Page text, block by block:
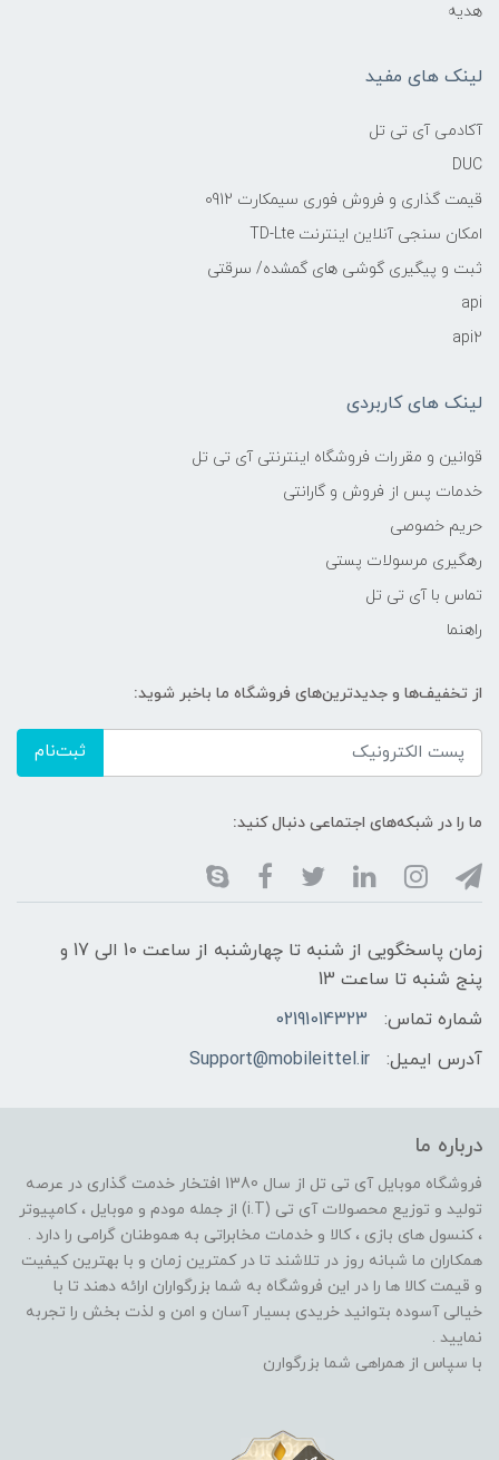
هدیه
لینک های مفید
آکادمی آی تی تل
DUC
قیمت گذاری و فروش فوری سیمکارت 0912
امکان سنجی آنلاین اینترنت TD-Lte
ثبت و پیگیری گوشی های گمشده/ سرقتی
api
api2
لینک های کاربردی
قوانین و مقررات فروشگاه اینترنتی آی تی تل
خدمات پس از فروش و گارانتی
حریم خصوصی
رهگیری مرسولات پستی
تماس با آی تی تل
راهنما
از تخفیف‌ها و جدیدترین‌های فروشگاه ما باخبر شوید:
ثبت‌نام
ما را در شبکه‌های اجتماعی دنبال کنید:
زمان پاسخگویی از شنبه تا چهارشنبه از ساعت 10 الی 17 و
پنج شنبه تا ساعت 13
شماره تماس:
02191014323
آدرس ایمیل:
Support@mobileittel.ir
درباره ما
فروشگاه موبایل آی تی تل از سال 1380 افتخار خدمت گذاری در عرصه
تولید و توزیع محصولات آی تی (i.T) از جمله مودم و موبایل ، کامپیوتر
، کنسول های بازی ، کالا و خدمات مخابراتی به هموطنان گرامی را دارد .
همکاران ما شبانه روز در تلاشند تا در کمترین زمان و با بهترین کیفیت
و قیمت کالا ها را در این فروشگاه به شما بزرگواران ارائه دهند تا با
خیالی آسوده بتوانید خریدی بسیار آسان و امن و لذت بخش را تجربه
نمایید .
با سپاس از همراهی شما بزرگوارن